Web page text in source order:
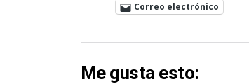
Correo electrónico
Me gusta esto: